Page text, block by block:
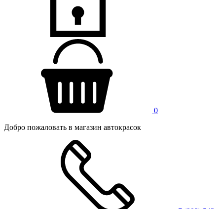
0
Добро пожаловать в магазин автокрасок